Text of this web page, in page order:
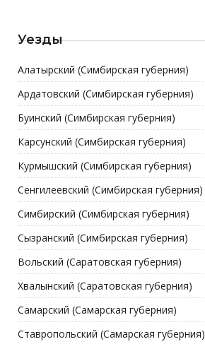
Уезды
Алатырский (Симбирская губерния)
Ардатовский (Симбирская губерния)
Буинский (Симбирская губерния)
Карсунский (Симбирская губерния)
Курмышский (Симбирская губерния)
Сенгилеевский (Симбирская губерния)
Симбирский (Симбирская губерния)
Сызранский (Симбирская губерния)
Вольский (Саратовская губерния)
Хвалынский (Саратовская губерния)
Самарский (Самарская губерния)
Ставропольский (Самарская губерния)